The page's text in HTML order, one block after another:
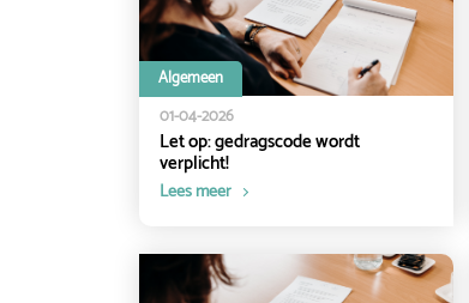
Algemeen
01-04-2026
Let op: gedragscode wordt
verplicht!
Lees meer